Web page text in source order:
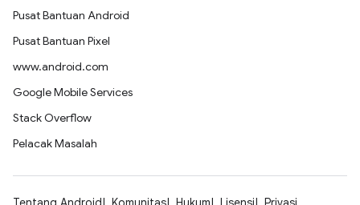
Pusat Bantuan Android
Pusat Bantuan Pixel
www.android.com
Google Mobile Services
Stack Overflow
Pelacak Masalah